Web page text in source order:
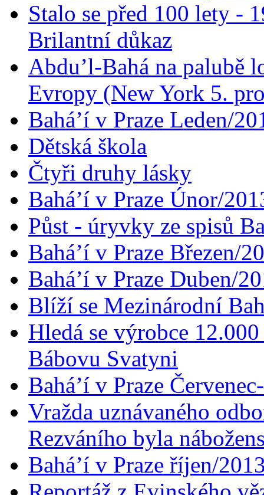
Stalo se před 100 lety -
Brilantní důkaz
Abdu’l-Bahá na palubě
Evropy (New York 5.
Bahá’í v Praze Leden/
Dětská škola
Čtyři druhy lásky
Bahá’í v Praze Únor/
Půst - úryvky ze spisů
Bahá’í v Praze Březen/
Bahá’í v Praze Duben/
Blíží se Mezinárodní
Hledá se výrobce
Bábovu Svatyni
Bahá’í v Praze
Vražda uznávaného
Rezváního byla
Bahá’í v Praze říjen/